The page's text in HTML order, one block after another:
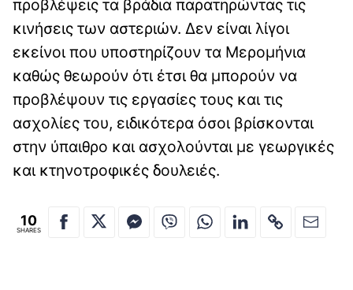
προβλέψεις τα βράδια παρατηρώντας τις
κινήσεις των αστεριών. Δεν είναι λίγοι
εκείνοι που υποστηρίζουν τα Μερομήνια
καθώς θεωρούν ότι έτσι θα μπορούν να
προβλέψουν τις εργασίες τους και τις
ασχολίες του, ειδικότερα όσοι βρίσκονται
στην ύπαιθρο και ασχολούνται με γεωργικές
και κτηνοτροφικές δουλειές.
10
SHARES